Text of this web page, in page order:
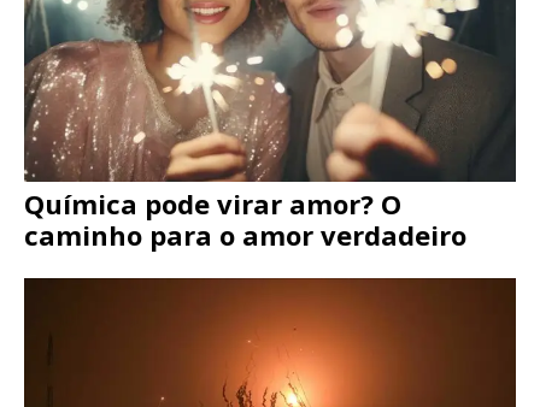
Química pode virar amor? O
caminho para o amor verdadeiro